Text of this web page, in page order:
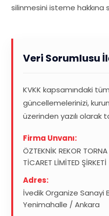
silinmesini isteme hakkına
Veri Sorumlusu
KVKK kapsamındaki
güncellemelerinizi,
üzerinden yazılı olarak
Firma Unvanı:
ÖZTEKNİK REKOR
TİCARET LİMİTED ŞİRKETİ
Adres:
İvedik Organize Sanayi
Yenimahalle / Ankara